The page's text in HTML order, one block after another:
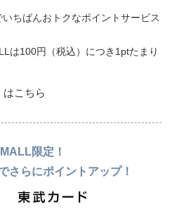
ちばんおトクなポイントサービス
は100円（税込）につき1ptたまり
はこちら
限定！
さらにポイントアップ！